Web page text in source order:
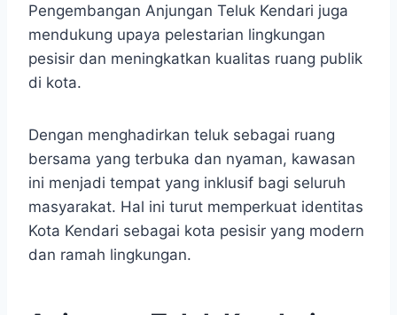
Pengembangan Anjungan Teluk Kendari juga
mendukung upaya pelestarian lingkungan
pesisir dan meningkatkan kualitas ruang publik
di kota.
Dengan menghadirkan teluk sebagai ruang
bersama yang terbuka dan nyaman, kawasan
ini menjadi tempat yang inklusif bagi seluruh
masyarakat. Hal ini turut memperkuat identitas
Kota Kendari sebagai kota pesisir yang modern
dan ramah lingkungan.